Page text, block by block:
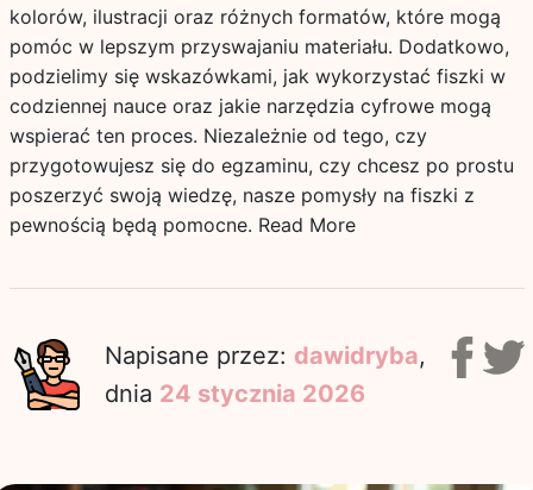
kolorów, ilustracji oraz różnych formatów, które mogą
pomóc w lepszym przyswajaniu materiału. Dodatkowo,
podzielimy się wskazówkami, jak wykorzystać fiszki w
codziennej nauce oraz jakie narzędzia cyfrowe mogą
wspierać ten proces. Niezależnie od tego, czy
przygotowujesz się do egzaminu, czy chcesz po prostu
poszerzyć swoją wiedzę, nasze pomysły na fiszki z
pewnością będą pomocne. Read More
Napisane przez: dawidryba,
dnia 24 stycznia 2026